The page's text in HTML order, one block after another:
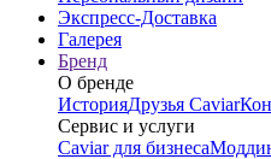
Экспресс-Доставка
Галерея
Бренд
О бренде
ИсторияДрузья Caviar
Сервис и услуги
Caviar для бизнеса